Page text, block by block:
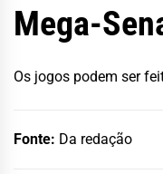
Mega-
Os jogos podem ser
Fonte: Da redação